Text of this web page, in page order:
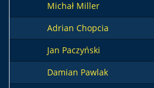
Michał Miller
Adrian Chopcia
Jan Paczyński
Damian Pawlak